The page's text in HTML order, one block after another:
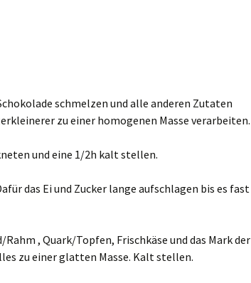
schmelzen und alle anderen Zutaten
zu einer homogenen Masse verarbeiten.
und eine 1/2h kalt stellen.
das Ei und Zucker lange aufschlagen bis es fast
, Quark/Topfen, Frischkäse und das Mark der
zu einer glatten Masse. Kalt stellen.